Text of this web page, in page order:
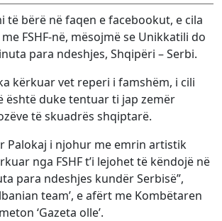
të bërë në faqen e facebookut, e cila
FSHF-në, mësojmë se Unikkatili do
para ndeshjes, Shqipëri – Serbi.
kërkuar vet reperi i famshëm, i cili
është duke tentuar ti jap zemër
të skuadrës shqiptarë.
Palokaj i njohur me emrin artistik
nga FSHF t’i lejohet të këndojë në
para ndeshjes kundër Serbisë”,
team’, e afërt me Kombëtaren
‘Gazeta olle’.